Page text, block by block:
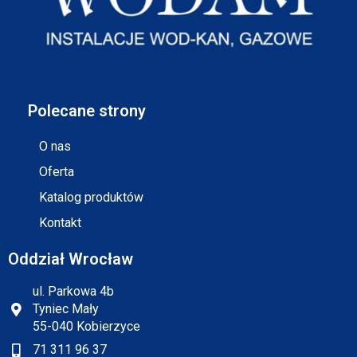
Polecane strony
O nas
Oferta
Katalog produktów
Kontakt
Oddział Wrocław
ul. Parkowa 4b
Tyniec Mały
55-040 Kobierzyce
71 311 96 37